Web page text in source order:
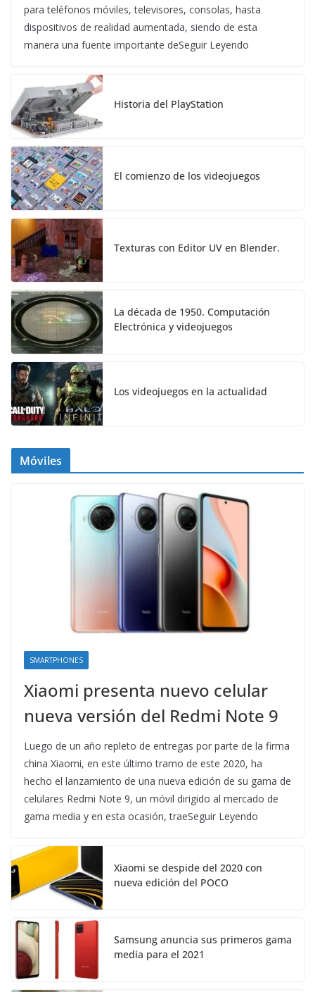
para teléfonos móviles, televisores, consolas, hasta
dispositivos de realidad aumentada, siendo de esta
manera una fuente importante deSeguir Leyendo
Historia del PlayStation
El comienzo de los videojuegos
Texturas con Editor UV en Blender.
La década de 1950. Computación
Electrónica y videojuegos
Los videojuegos en la actualidad
Móviles
SMARTPHONES
Xiaomi presenta nuevo celular
nueva versión del Redmi Note 9
Luego de un año repleto de entregas por parte de la firma
china Xiaomi, en este último tramo de este 2020, ha
hecho el lanzamiento de una nueva edición de su gama de
celulares Redmi Note 9, un móvil dirigido al mercado de
gama media y en esta ocasión, traeSeguir Leyendo
Xiaomi se despide del 2020 con
nueva edición del POCO
Samsung anuncia sus primeros gama
media para el 2021